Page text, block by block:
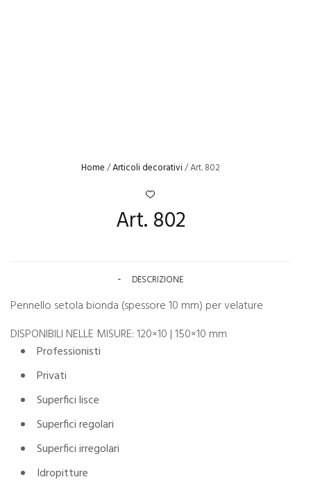
Home/Articoli decorativi/ Art. 802
Art. 802
DESCRIZIONE
Pennello setola bionda (spessore 10 mm) per velature
DISPONIBILI NELLE MISURE: 120×10 | 150×10 mm
Professionisti
Privati
Superfici lisce
Superfici regolari
Superfici irregolari
Idropitture